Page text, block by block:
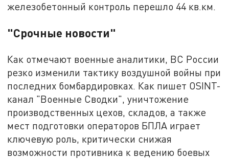
железобетонный контроль перешло 44 кв.км.
"Срочные новости"
Как отмечают военные аналитики, ВС России
резко изменили тактику воздушной войны при
последних бомбардировках. Как пишет OSINT-
канал "Военные Сводки", уничтожение
производственных цехов, складов, а также
мест подготовки операторов БПЛА играет
ключевую роль, критически снижая
возможности противника к ведению боевых